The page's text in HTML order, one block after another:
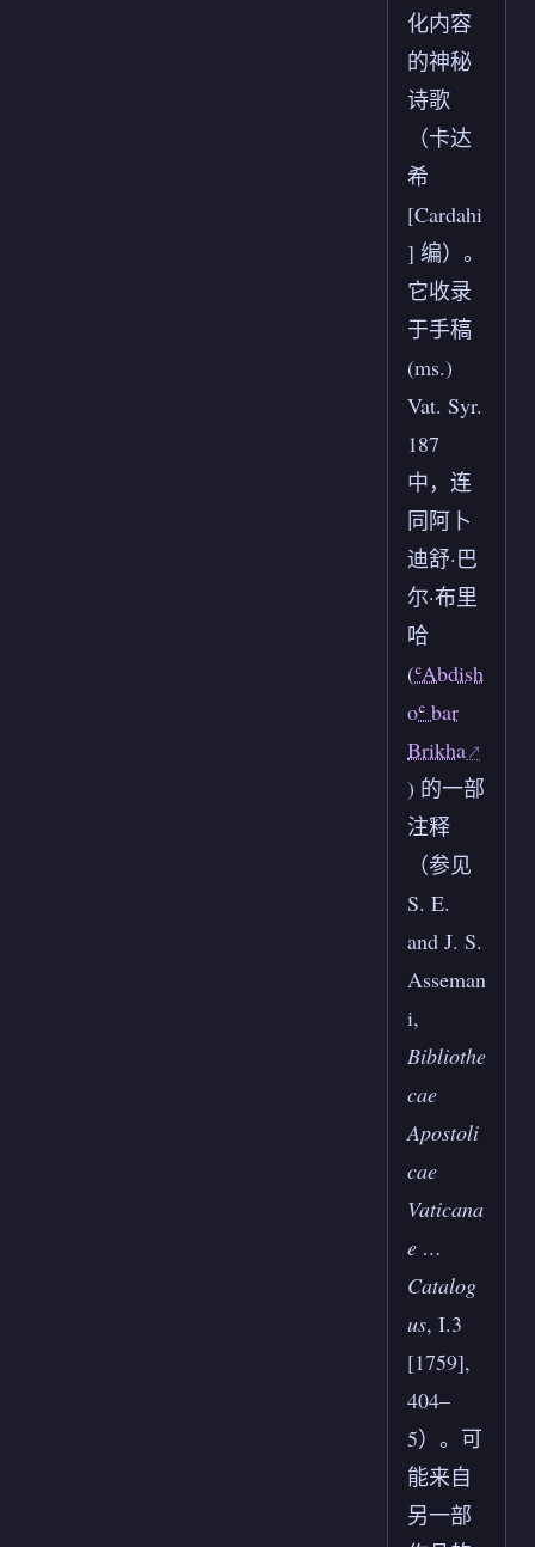
化内容
的神秘
诗歌
（卡达
希
[Cardahi
] 编）。
它收录
于手稿
(ms.)
Vat. Syr.
187
中，连
同阿卜
迪舒·巴
尔·布里
哈
(ʿAbdish
oʿ bar
Brikha
) 的一部
注释
（参见
S. E.
and J. S.
Asseman
i,
Bibliothe
cae
Apostoli
cae
Vaticana
e …
Catalog
us, I.3
[1759],
404–
5）。可
能来自
另一部